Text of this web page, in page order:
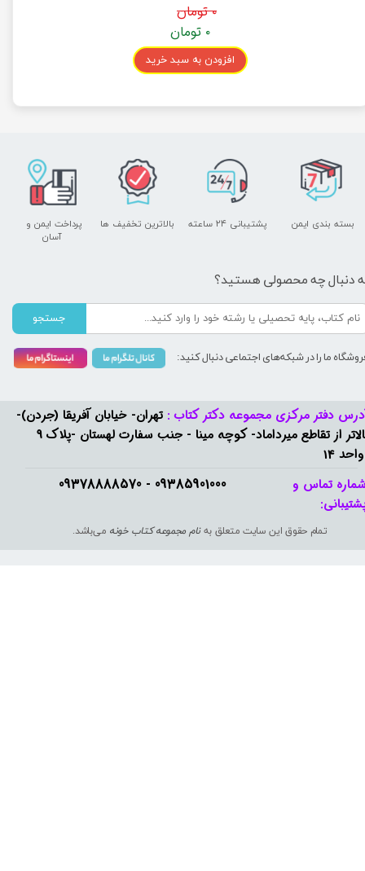
۰ تومان
۰ تومان
افزودن به سبد خرید
09385901000 - 09378888570​​​​​​​
دفتر مرکزی مجموعه دکتر کتاب : تهران- خیابان آفریقا (جردن)-
بالاتر از تقاطع میرداماد- کوچه مینا - جنب سفارت لهستان -پلاک 9
14
تمام حقوق این سایت متعلق بهنام مجموعه کتاب خونه می‌باشد.
تماس و
پشتیبانی ۲۴ ساعته
پرداخت ایمن و ​​​​​​​
آسان
بسته بندی ایمن بالاترین تخفیف ها
دنبال چه محصولی هستید؟
جستجو
ما را در شبکه‌های اجتماعی دنبال کنید: